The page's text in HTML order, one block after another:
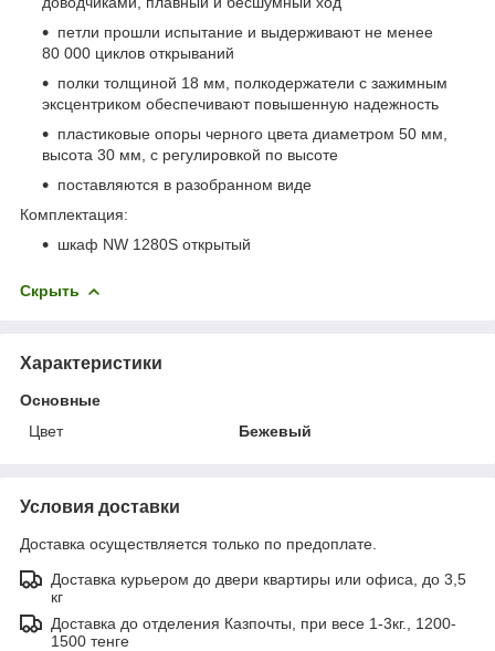
петли прошли испытание и выдерживают не менее
80 000 циклов открываний
полки толщиной 18 мм, полкодержатели с зажимным
эксцентриком обеспечивают повышенную надежность
пластиковые опоры черного цвета диаметром 50 мм,
высота 30 мм, с регулировкой по высоте
поставляются в разобранном виде
Комплектация:
шкаф NW 1280S открытый
Скрыть
Характеристики
Основные
Цвет
Бежевый
Условия доставки
Доставка осуществляется только по предоплате.
Доставка курьером до двери квартиры или офиса, до 3,5
кг
Доставка до отделения Казпочты, при весе 1-3кг., 1200-
1500 тенге